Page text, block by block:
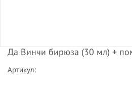
Да Винчи бирюза (30 мл) +
Артикул: